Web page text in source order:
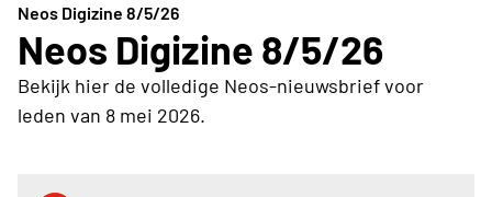
Neos Digizine 8/5/26
Neos Digizine 8/5/26
Bekijk hier de volledige Neos-nieuwsbrief voor
leden van 8 mei 2026.